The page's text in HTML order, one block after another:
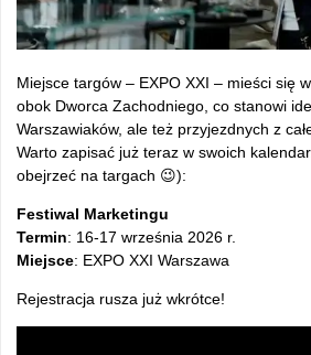
Miejsce targów – EXPO XXI – mieści się
obok Dworca Zachodniego, co stanowi
Warszawiaków, ale też przyjezdnych z
Warto zapisać już teraz w swoich
obejrzeć na targach 😉):
Festiwal Marketingu
Termin: 16-17 września 2026 r.
Miejsce: EXPO XXI Warszawa
Rejestracja rusza już wkrótce!